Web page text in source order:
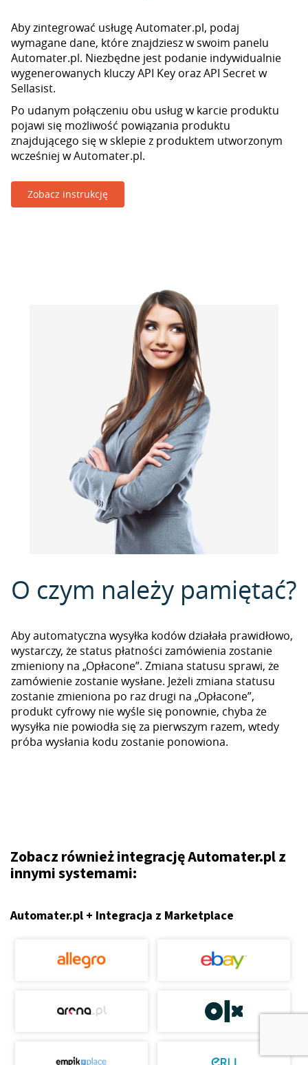
Aby zintegrować usługę Automater.pl, podaj
wymagane dane, które znajdziesz w swoim panelu
Automater.pl. Niezbędne jest podanie indywidualnie
wygenerowanych kluczy API Key oraz API Secret w
Sellasist.
Po udanym połączeniu obu usług w karcie produktu
pojawi się możliwość powiązania produktu
znajdującego się w sklepie z produktem utworzonym
wcześniej w Automater.pl.
Zobacz instrukcję
O czym należy pamiętać?
Aby automatyczna wysyłka kodów działała prawidłowo,
wystarczy, że status płatności zamówienia zostanie
zmieniony na „Opłacone”. Zmiana statusu sprawi, że
zamówienie zostanie wysłane. Jeżeli zmiana statusu
zostanie zmieniona po raz drugi na „Opłacone”,
produkt cyfrowy nie wyśle się ponownie, chyba że
wysyłka nie powiodła się za pierwszym razem, wtedy
próba wysłania kodu zostanie ponowiona.
Zobacz również integrację Automater.pl z
innymi systemami:
Automater.pl + Integracja z Marketplace